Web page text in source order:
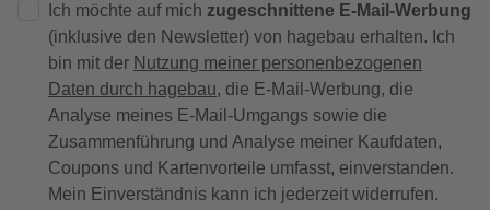
Ich möchte auf mich zugeschnittene E-Mail-Werbung
(inklusive den Newsletter) von hagebau erhalten. Ich
bin mit der Nutzung meiner personenbezogenen
Daten durch hagebau, die E-Mail-Werbung, die
Analyse meines E-Mail-Umgangs sowie die
Zusammenführung und Analyse meiner Kaufdaten,
Coupons und Kartenvorteile umfasst, einverstanden.
Mein Einverständnis kann ich jederzeit widerrufen.